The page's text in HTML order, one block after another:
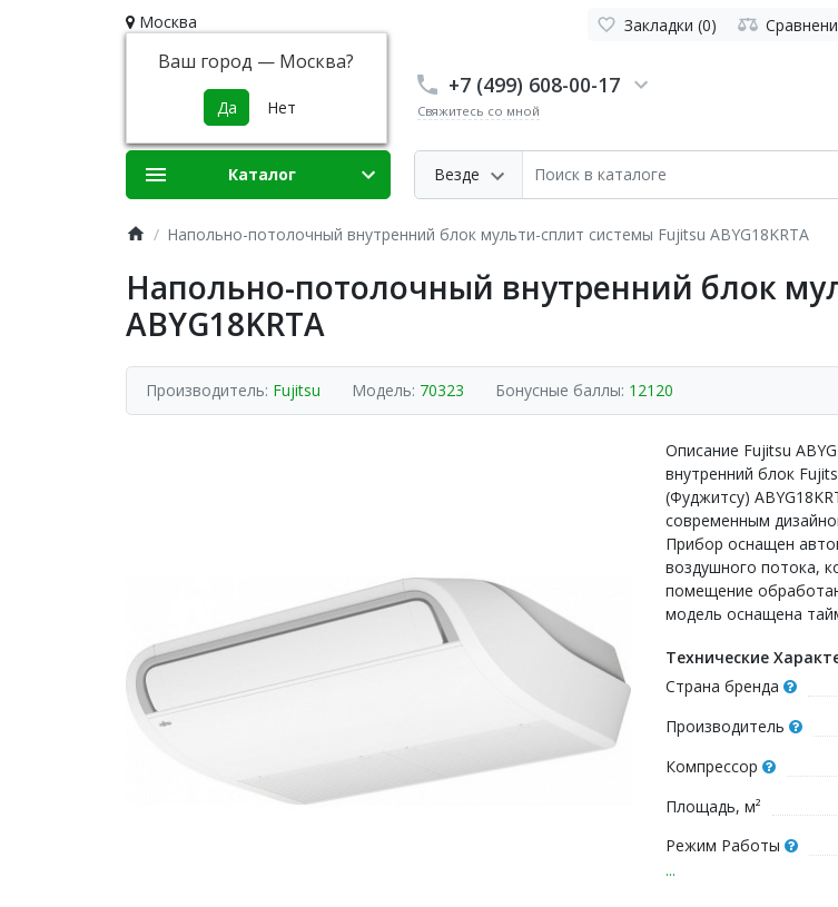
Москва
Ваш город — Москва?
Закладки (0)
+7 (499) 608-00-17
Свяжитесь со мной
Везде
Каталог
Напольно-потолочный внутренний блок мульти-сплит системы Fujitsu ABYG18KRTA
Напольно-потолочный внутренний блок
ABYG18KRTA
Производитель: Fujitsu Модель: 70323 Бонусные баллы: 12120
Описание Fujitsu
внутренний блок
(Фуджитсу)
современным
Прибор оснащен
воздушного потока,
помещение
модель оснащена
Технические
Страна бренда
Производитель
Компрессор
Площадь, м²
Режим Работы
...